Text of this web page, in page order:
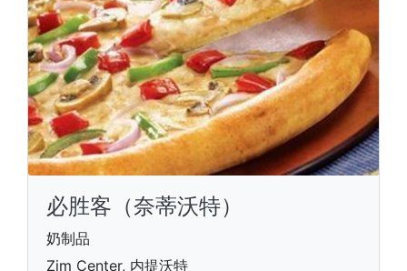
必胜客（奈蒂沃特）
奶制品
Zim Center, 内提沃特